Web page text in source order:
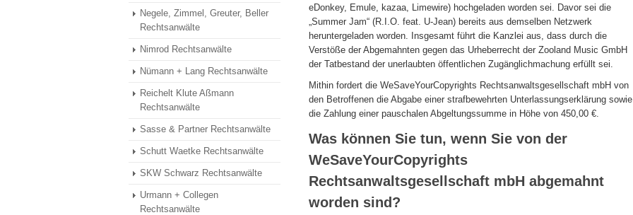
eDonkey, Emule, kazaa, Limewire) hochgeladen worden sei. Davor sei die
„Summer Jam“ (R.I.O. feat. U-Jean) bereits aus demselben Netzwerk
heruntergeladen worden. Insgesamt führt die Kanzlei aus, dass durch die
Verstöße der Abgemahnten gegen das Urheberrecht der Zooland Music GmbH
der Tatbestand der unerlaubten öffentlichen Zugänglichmachung erfüllt sei.
Mithin fordert die WeSaveYourCopyrights Rechtsanwaltsgesellschaft mbH von
den Betroffenen die Abgabe einer strafbewehrten Unterlassungserklärung sowie
die Zahlung einer pauschalen Abgeltungssumme in Höhe von 450,00 €.
Was können Sie tun, wenn Sie von der
WeSaveYourCopyrights
Rechtsanwaltsgesellschaft mbH abgemahnt
worden sind?
Negele, Zimmel, Greuter, Beller
Rechtsanwälte
Nimrod Rechtsanwälte
Nümann + Lang Rechtsanwälte
Reichelt Klute Aßmann
Rechtsanwälte
Sasse & Partner Rechtsanwälte
Schutt Waetke Rechtsanwälte
SKW Schwarz Rechtsanwälte
Urmann + Collegen
Rechtsanwälte